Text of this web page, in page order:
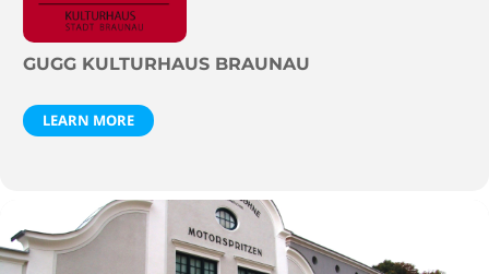
GUGG KULTURHAUS BRAUNAU
LEARN MORE